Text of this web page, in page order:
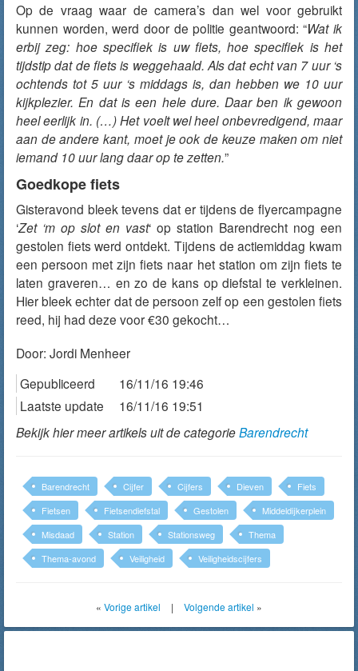
Op de vraag waar de camera’s dan wel voor gebruikt
kunnen worden, werd door de politie geantwoord: “Wat ik
erbij zeg: hoe specifiek is uw fiets, hoe specifiek is het
tijdstip dat de fiets is weggehaald. Als dat echt van 7 uur ‘s
ochtends tot 5 uur ‘s middags is, dan hebben we 10 uur
kijkplezier. En dat is een hele dure. Daar ben ik gewoon
heel eerlijk in. (…) Het voelt wel heel onbevredigend, maar
aan de andere kant, moet je ook de keuze maken om niet
iemand 10 uur lang daar op te zetten.”
Goedkope fiets
Gisteravond bleek tevens dat er tijdens de flyercampagne
‘Zet ‘m op slot en vast‘ op station Barendrecht nog een
gestolen fiets werd ontdekt. Tijdens de actiemiddag kwam
een persoon met zijn fiets naar het station om zijn fiets te
laten graveren… en zo de kans op diefstal te verkleinen.
Hier bleek echter dat de persoon zelf op een gestolen fiets
reed, hij had deze voor €30 gekocht…
Door: Jordi Menheer
Gepubliceerd
16/11/16 19:46
Laatste update
16/11/16 19:51
Bekijk hier meer artikels uit de categorieBarendrecht
Barendrecht Cijfer Cijfers Dieven
Fiets
Fietsen
Fietsendiefstal Gestolen
Middeldijkerplein
Misdaad
Station Stationsweg
Thema
Thema-avond
Veiligheid Veiligheidscijfers
« Vorige artikel | Volgende artikel »